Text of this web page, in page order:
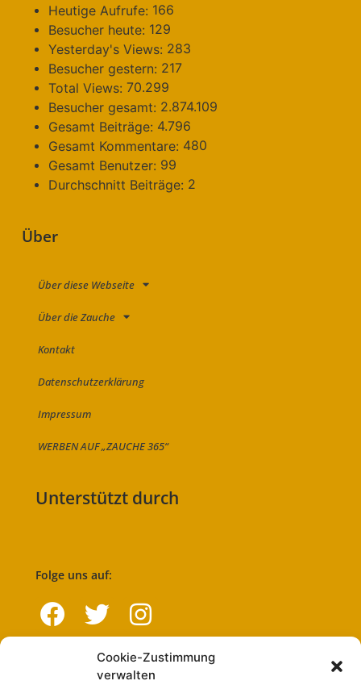
Cookie-Zustimmung
verwalten
Heutige Aufrufe: 166
Besucher heute: 129
Yesterday's Views: 283
Besucher gestern: 217
Total Views: 70.299
Besucher gesamt: 2.874.109
Gesamt Beiträge: 4.796
Gesamt Kommentare: 480
Gesamt Benutzer: 99
Durchschnitt Beiträge: 2
Über
Über diese Webseite
Über die Zauche
Kontakt
Datenschutzerklärung
Impressum
WERBEN AUF „ZAUCHE 365“
Unterstützt durch
Folge uns auf:
Navigation